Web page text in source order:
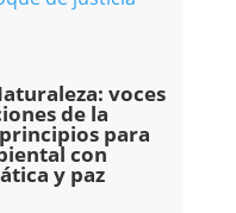
voces
de la
para
con
y paz